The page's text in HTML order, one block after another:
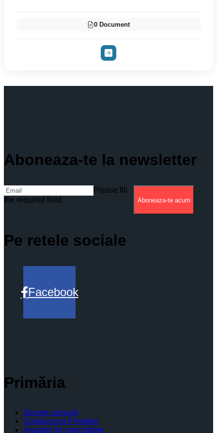
0 Document
Aboneaza-te la newsletter
Please fill
the required field.
Aboneaza-te acum
Pe retele sociale
Facebook
Primăria
Despre comună
Conducerea Primăriei
Aparatul de specialitate